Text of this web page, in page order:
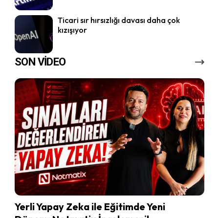
Ticari sır hırsızlığı davası daha çok
kızışıyor
SON VİDEO
Yerli Yapay Zeka ile Eğitimde Yeni